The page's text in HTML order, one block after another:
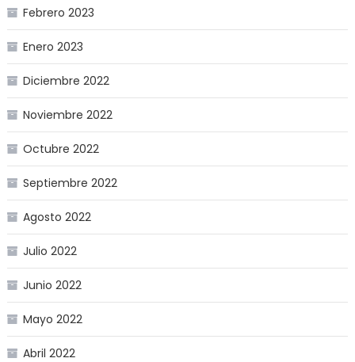
Febrero 2023
Enero 2023
Diciembre 2022
Noviembre 2022
Octubre 2022
Septiembre 2022
Agosto 2022
Julio 2022
Junio 2022
Mayo 2022
Abril 2022